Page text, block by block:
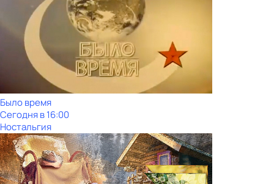
Было время
Сегодня в 16:00
Ностальгия